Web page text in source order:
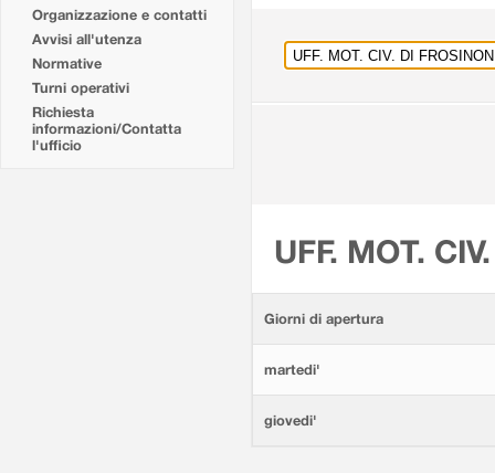
Organizzazione e contatti
Avvisi all'utenza
Normative
Turni operativi
Richiesta
informazioni/Contatta
l'ufficio
UFF. MOT.
Giorni di apertura
martedi'
giovedi'